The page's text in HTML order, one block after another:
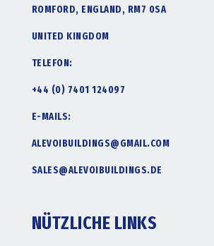
ROMFORD, ENGLAND, RM7 0SA
UNITED KINGDOM
TELEFON:
+44 (0) 7401 124097
E-MAILS:
ALEVOIBUILDINGS@GMAIL.COM
SALES@ALEVOIBUILDINGS.DE
NÜTZLICHE LINKS